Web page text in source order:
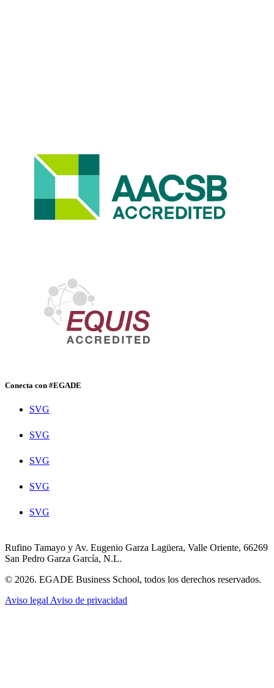
Conecta con #EGADE
SVG
SVG
SVG
SVG
SVG
Rufino Tamayo y Av. Eugenio Garza Lagüera, Valle Oriente, 66269
San Pedro Garza García, N.L.
© 2026. EGADE Business School, todos los derechos reservados.
Aviso legal Aviso de privacidad